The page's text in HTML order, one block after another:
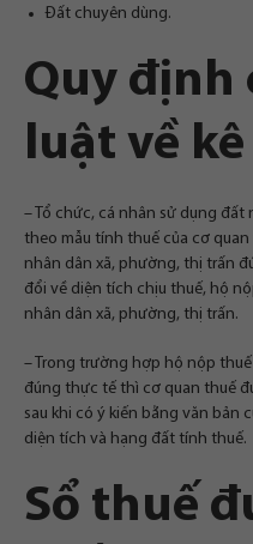
Đất chuyên dùng.
Quy định
luật về
– Tổ chức, cá nhân sử dụng
theo mẫu tính thuế của cơ
nhân dân xã, phường, thị trấn
đổi về diện tích chịu thuế, hộ
nhân dân xã, phường, thị trấn.
– Trong trường hợp hộ nộp
đúng thực tế thì cơ quan thuế
sau khi có ý kiến bằng văn bản
diện tích và hạng đất tính thuế.
Sổ thuế